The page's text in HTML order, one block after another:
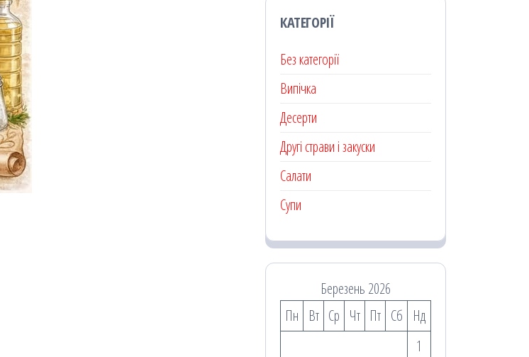
КАТЕГОРІЇ
Без категорії
Випічка
Десерти
Другі страви і закуски
Салати
Супи
Березень 2026
Пн
Вт Ср Чт Пт Сб
Нд
1